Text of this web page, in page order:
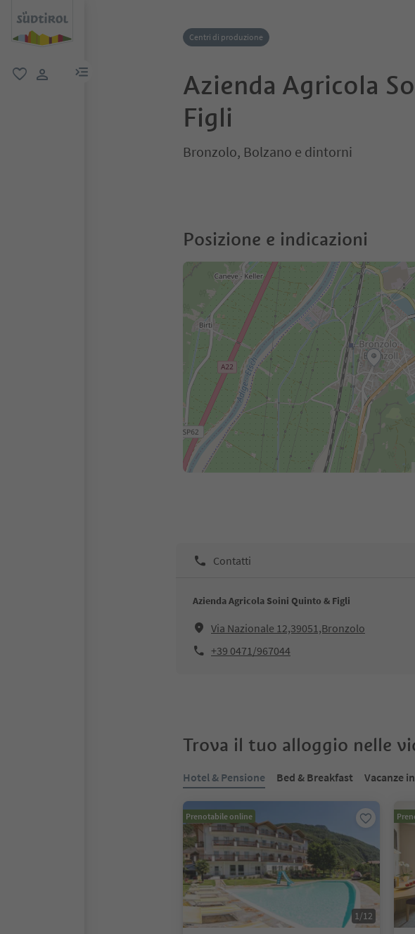
menu link
Centri di produzione
Azienda Agricola
Figli
Bronzolo, Bolzano e dintorni
Posizione e indicazioni
Contatti
Azienda Agricola Soini Quinto & Figli
Via Nazionale 12,39051,Bronzolo
+39 0471/967044
Trova il tuo alloggio nelle
Hotel & Pensione Bed & Breakfast Vacanze
Prenotabile online
1/12